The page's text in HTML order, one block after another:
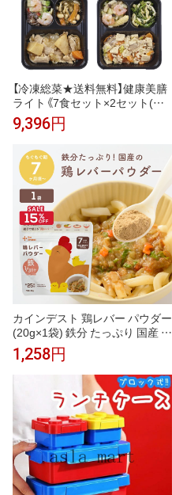
【冷凍総菜★送料無料】健康美膳
ライト《7食セット×2セット(計1
4食セット)》武蔵野フーズ 介護
食 糖尿病食 冷凍食品 冷凍 弁当
整
9,396円
カインデスト 鶏レバー パウダー
(20g×1袋) 鉄分 たっぷり 国産 │
親子で使える 乳児用規格適用食
品 離乳食 ベビーフード 中期 7ヶ
月 9ヶ月 鉄分 │ the kindest 鶏レ
バーパウダー
1,258円